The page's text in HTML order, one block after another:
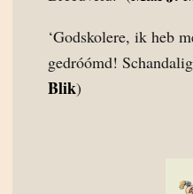
‘Godskolere, ik heb
gedróómd!
Blik)